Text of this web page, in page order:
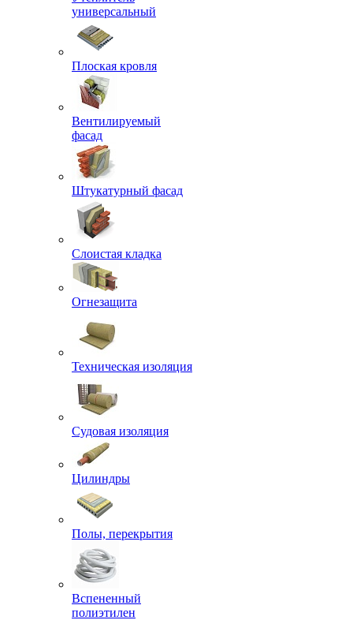
универсальный
Плоская кровля
Вентилируемый
фасад
Штукатурный фасад
Слоистая кладка
Огнезащита
Техническая изоляция
Судовая изоляция
Цилиндры
Полы, перекрытия
Вспененный
полиэтилен